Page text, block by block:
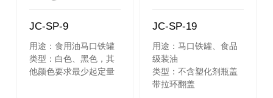
JC-SP-9
用途：食用油马口铁罐
类型：白色、黑色，其
他颜色要求最少起定量
JC-SP-19
用途：马口铁罐、食品
级装油
类型：不含塑化剂瓶盖
带拉环翻盖